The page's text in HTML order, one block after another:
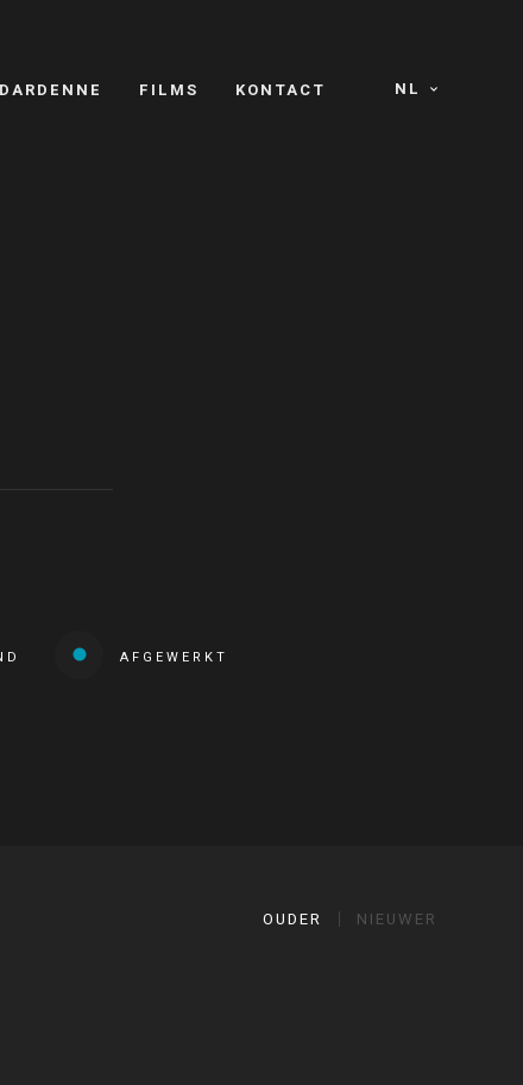
NL
FILMS KONTACT
AFGEWERKT
OUDER NIEUWER